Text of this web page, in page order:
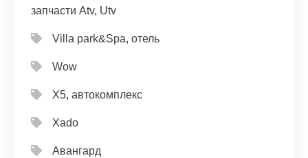
запчасти Atv, Utv
Villa park&Spa, отель
Wow
X5, автокомплекс
Xado
Авангард